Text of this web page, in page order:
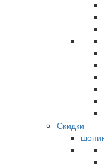
Скидки